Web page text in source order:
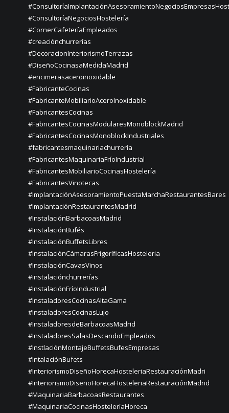
#ConsultoríaNegociosHostelería
#CornerCafeteríaEmpleados
#creaciónchurrerías
#DecoracionInteriorismoTerrazas
#DiseñoCocinasaMedidaMadrid
#encimerasaceroinoxidable
#FabricanteCocinas
#FabricanteMobiliarioAceroInoxidable
#FabricantesCocinas
#FabricantesCocinasModularesMonoblockMadrid
#FabricantesCocinasMonoblockIndustriales
#fabricantesmaquinariachurrería
#FabricantesMaquinariaFríoIndustrial
#FabricantesMobiliarioCocinasHostelería
#FabricantesVinotecas
#ImplantaciónAsesoramientoPuestaMarchaRestaurantesBares
#ImplantaciónRestaurantesMadrid
#InstalaciónBarbacoasMadrid
#InstalaciónBufés
#InstalaciónBuffetsLibres
#InstalaciónCámarasFrigoríficasHosteleria
#InstalaciónCavasVinos
#instalaciónchurrerías
#InstalaciónFríoIndustrial
#InstaladoresCocinasAltaGama
#InstaladoresCocinasLujo
#InstaladoresdeBarbacoasMadrid
#InstaladoresSalasDescandoEmpleados
#InstlaciónMontajeBuffetsBufesEmpresas
#IntalaciónBufets
#InteriorismoDiseñoHorecaHosteleriaRestauraciónMadri
#InteriorismoDiseñoHorecaHosteleriaRestauraciónMadrid
#MaquinariaBarbacoasRestaurantes
#MaquinariaCocinasHosteleríaHoreca